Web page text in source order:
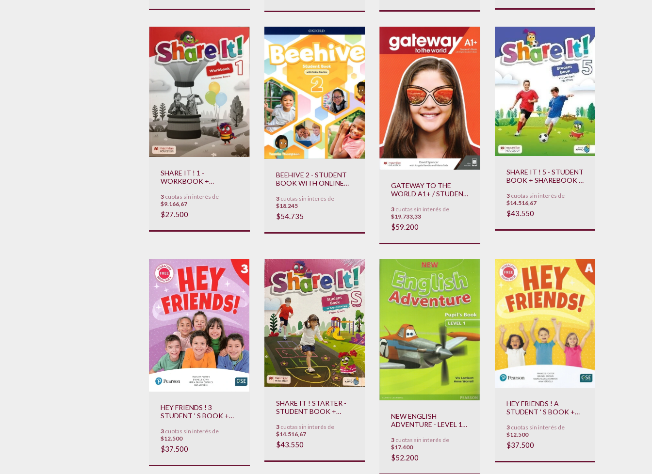
SHARE IT ! 1 -
WORKBOOK +
**NOVEDAD 2022**
3 cuotas sin interés de
$9.166,67
$27.500
BEEHIVE 2 - STUDENT
BOOK WITH ONLINE
2023**
3cuotas sin interés de
$18.245
$54.735
GATEWAY TO THE
WORLD A1+ / STUDENT
STUDENT ' S BOOK
+APP **NOVEDAD
2022**
3 cuotas sin interés de
$19.733,33
$59.200
SHARE IT ! 5 - STUDENT
BOOK + SHAREBOOK +
2022**
3cuotas sin interés de
$14.516,67
$43.550
HEY FRIENDS ! 3
STUDENT ' S BOOK +
**NOVEDAD 2019**
3 cuotas sin interés de
$12.500
$37.500
SHARE IT ! STARTER -
STUDENT BOOK +
BLOCKCAPITALS
**NOVEDAD 2023**
3cuotas sin interés de
$14.516,67
$43.550
NEW ENGLISH
ADVENTURE - LEVEL 1 -
***NOVEDAD 2016***
3 cuotas sin interés de
$17.400
$52.200
HEY FRIENDS ! A
STUDENT ' S BOOK +
**NOVEDAD 2019**
3cuotas sin interés de
$12.500
$37.500